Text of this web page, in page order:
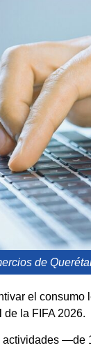
de
el
la FIFA 2026.
actividades